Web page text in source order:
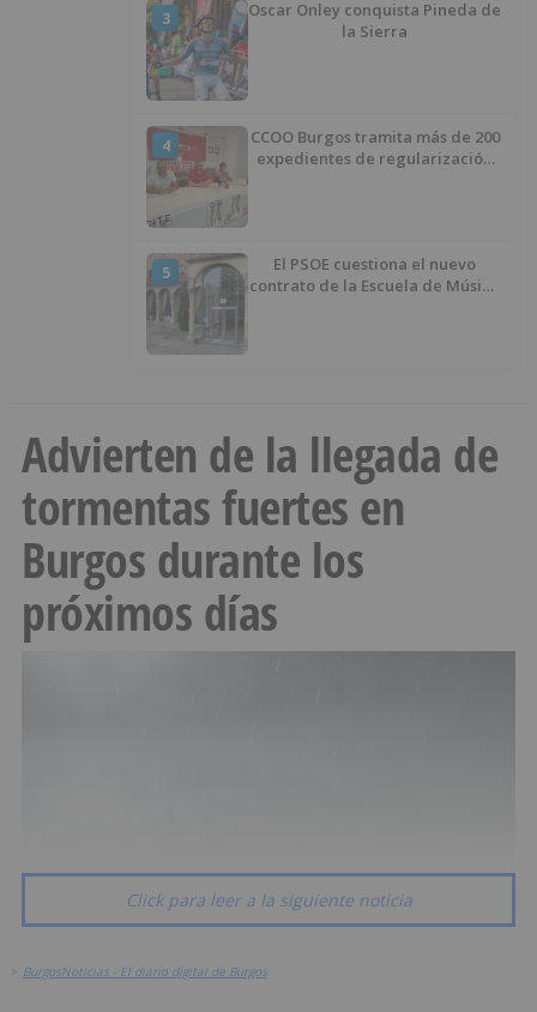
3
Oscar Onley conquista Pineda de
la Sierra
4
CCOO Burgos tramita más de 200
expedientes de regularización
5
El PSOE cuestiona el nuevo
contrato de la Escuela de Música
Advierten de la llegada de
tormentas fuertes en
Burgos durante los
próximos días
Click para leer a la siguiente noticia
> BurgosNoticias - El diario digital de Burgos